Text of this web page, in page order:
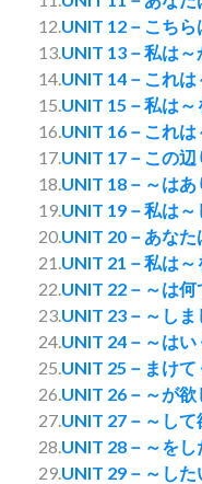
12.UNIT 12－こちら
13.UNIT 13－私は～
14.UNIT 14－これは
15.UNIT 15－私は～
16.UNIT 16－これは
17.UNIT 17－この辺
18.UNIT 18－～はあ
19.UNIT 19－私は～
20.UNIT 20－あなた
21.UNIT 21－私は～
22.UNIT 22－～は何
23.UNIT 23－～しま
24.UNIT 24－～はい
25.UNIT 25－まけて
26.UNIT 26－～が欲
27.UNIT 27－～して
28.UNIT 28－～をし
29.UNIT 29－～した